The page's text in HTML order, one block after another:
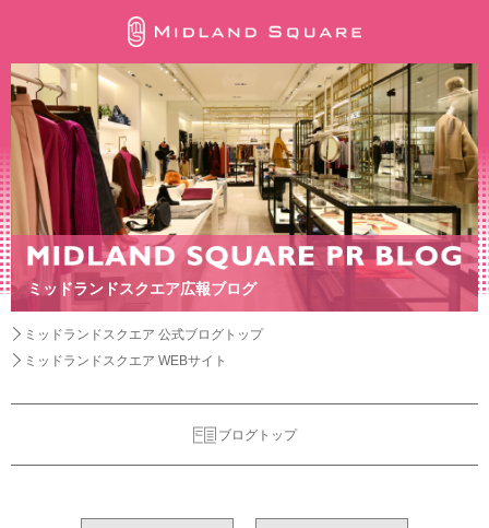
ミッドランドスクエア広報ブログ
ミッドランドスクエア 公式ブログトップ
ミッドランドスクエア WEBサイト
ブログトップ